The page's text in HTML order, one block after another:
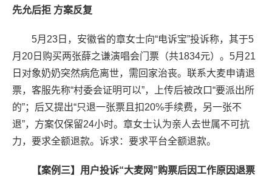
先允后拒 方案反复
5月23日，安徽省的章女士向“电诉宝”投诉称，其于5
月20日购买两张薛之谦演唱会门票（共1834元）。5月21
日对象奶奶突然病危离世，需回家治丧。联系大麦申请退
票，客服先称“村委会证明可以”，上传后被改口“要派出所
的”；后又提出“只退一张票且扣20%手续费，另一张不
退”，方案仅保留24小时。章女士认为亲人去世属不可抗
力，要求全额退款。诉求：要求平台全额退款。
【案例三】用户投诉“大麦网”购票后因工作原因退票